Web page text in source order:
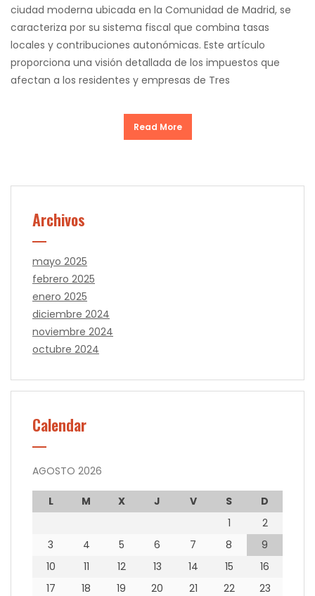
ciudad moderna ubicada en la Comunidad de Madrid, se
caracteriza por su sistema fiscal que combina tasas
locales y contribuciones autonómicas. Este artículo
proporciona una visión detallada de los impuestos que
afectan a los residentes y empresas de Tres
Read More
Archivos
mayo 2025
febrero 2025
enero 2025
diciembre 2024
noviembre 2024
octubre 2024
Calendar
AGOSTO 2026
L M X J V S
D
1
2
3
4 5 6 7 8
9
10
11 12 13 14 15
16
17
18 19 20 21 22
23